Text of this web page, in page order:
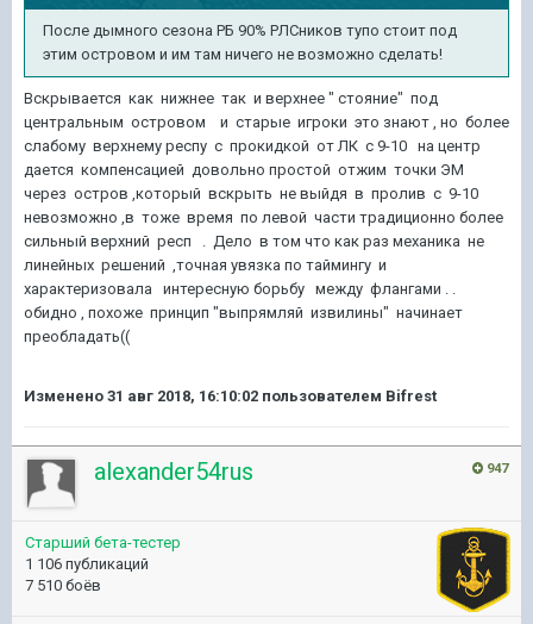
После дымного сезона РБ 90% РЛСников тупо стоит под
этим островом и им там ничего не возможно сделать!
Вскрывается как нижнее так и верхнее " стояние" под
центральным островом и старые игроки это знают , но более
слабому верхнему респу с прокидкой от ЛК с 9-10 на центр
дается компенсацией довольно простой отжим точки ЭМ
через остров ,который вскрыть не выйдя в пролив с 9-10
невозможно ,в тоже время по левой части традиционно более
сильный верхний респ . Дело в том что как раз механика не
линейных решений ,точная увязка по таймингу и
характеризовала интересную борьбу между флангами . .
обидно , похоже принцип "выпрямляй извилины" начинает
преобладать((
Изменено 31 авг 2018, 16:10:02 пользователем Bifrest
947
alexander54rus
Старший бета-тестер
1 106 публикаций
7 510 боёв